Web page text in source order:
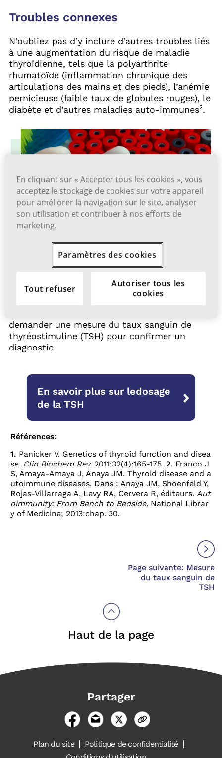
Troubles connexes
N’oubliez pas d’y inclure d’autres troubles liés
à une augmentation du risque de maladie
thyroïdienne, tels que la polyarthrite
rhumatoïde (inflammation chronique des
articulations des mains et des pieds), l’anémie
pernicieuse (faible taux de globules rouges), le
diabète et d’autres maladies auto-immunes2.
Parlez à votre médecin
demander une mesure du taux sanguin de
thyréostimuline (TSH) pour confirmer un
diagnostic.
En savoir plus sur ledosage
de la TSH
Références:
1. Panicker V. Genetics of thyroid function and disea
se. Clin Biochem Rev. 2011;32(4):165-175.2. Franco J
S, Amaya-Amaya J, Anaya JM. Thyroid disease and a
utoimmune diseases. Dans : Anaya JM, Shoenfeld Y,
Rojas-Villarraga A, Levy RA, Cervera R, éditeurs.Aut
oimmunity: From Bench to Bedside. National Librar
y of Medicine; 2013:chap. 30.
Page suivante: Mesure
du taux sanguin de
TSH
Haut de la page
Partager
Plan du site
Politique de confidentialité
En cliquant sur « Accepter tous les cookies », vous
acceptez le stockage de cookies sur votre appareil
pour améliorer la navigation sur le site, analyser
son utilisation et contribuer à nos efforts de
marketing.
Paramètres des cookies
Tout refuser
Autoriser tous les
cookies